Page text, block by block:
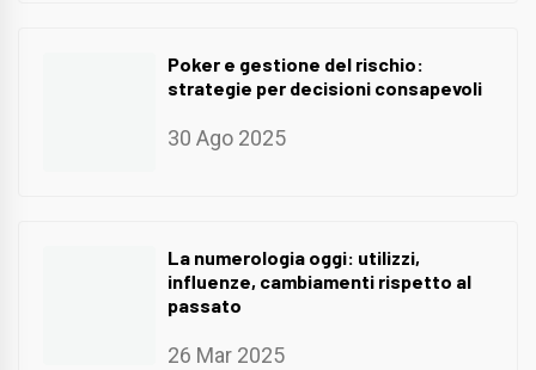
Poker e gestione del rischio:
strategie per decisioni consapevoli
30 Ago 2025
La numerologia oggi: utilizzi,
influenze, cambiamenti rispetto al
passato
26 Mar 2025